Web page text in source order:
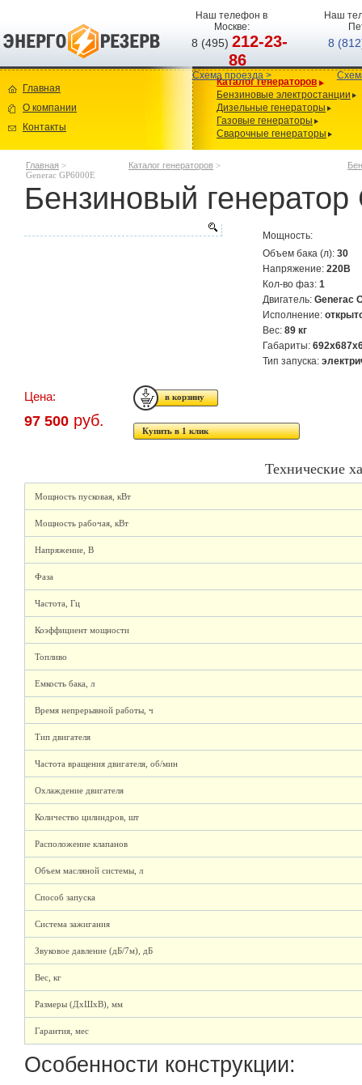
Наш телефон в
Москве:
8 (495)212-23-
86
Схема проезда >
Наш
8
Главная
О компании
Контакты
Каталог генераторов
Бензиновые электростанции
Дизельные генераторы
Газовые генераторы
Сварочные генераторы
Главная > Каталог генераторов >
Generac GP6000E
Бензиновый
Мощность:
Объем бака (л): 30
Напряжение: 220В
Кол-во фаз: 1
Двигатель: Generac
Исполнение:
Вес: 89 кг
Габариты:
Тип запуска:
Цена:
97 500 руб.
Купить в 1 клик
Технические
Мощность пусковая, кВт
Мощность рабочая, кВт
Напряжение, В
Фаза
Частота, Гц
Коэффициент мощности
Топливо
Емкость бака, л
Время непрерывной работы, ч
Тип двигателя
Частота вращения двигателя, об/мин
Охлаждение двигателя
Количество цилиндров, шт
Расположение клапанов
Объем масляной системы, л
Способ запуска
Система зажигания
Звуковое давление (дБ/7м), дБ
Вес, кг
Размеры (ДхШхВ), мм
Гарантия, мес
Особенности конструкции: